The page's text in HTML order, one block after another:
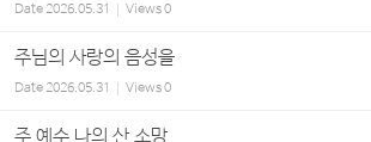
Date2026.05.31 Views0
주님의 사랑의 음성을
Date2026.05.31 Views0
주 예수 나의 산 소망